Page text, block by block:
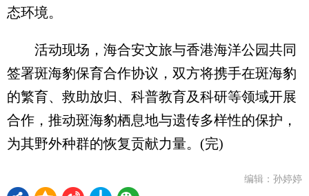
态环境。
活动现场，海合安文旅与香港海洋公园共同
签署斑海豹保育合作协议，双方将携手在斑海豹
的繁育、救助放归、科普教育及科研等领域开展
合作，推动斑海豹栖息地与遗传多样性的保护，
为其野外种群的恢复贡献力量。(完)
编辑：孙婷婷